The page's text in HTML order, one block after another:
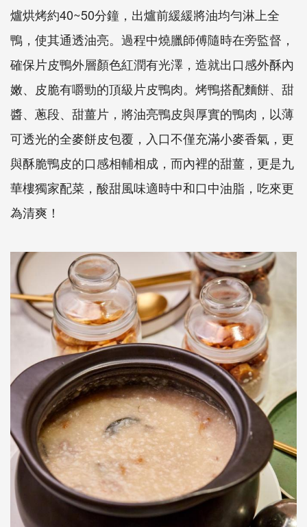
爐烘烤約40~50分鐘，出爐前緩緩將油均勻淋上全
鴨，使其通透油亮。過程中燒臘師傅隨時在旁監督，
確保片皮鴨外層顏色紅潤有光澤，造就出口感外酥內
嫩、皮脆有嚼勁的頂級片皮鴨肉。烤鴨搭配麵餅、甜
醬、蔥段、甜薑片，將油亮鴨皮與厚實的鴨肉，以薄
可透光的全麥餅皮包覆，入口不僅充滿小麥香氣，更
與酥脆鴨皮的口感相輔相成，而內裡的甜薑，更是九
華樓獨家配菜，酸甜風味適時中和口中油脂，吃來更
為清爽！